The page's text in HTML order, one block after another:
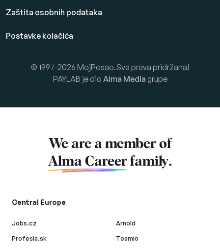
Zaštita osobnih podataka
Postavke kolačića
© 1997-2026 MojPosao.Sva prava pridržana!
PAYLAB je dio Alma Media grupe
We are a member of
Alma Career family.
Central Europe
Jobs.cz
Profesia.sk
Arnold
Teamio